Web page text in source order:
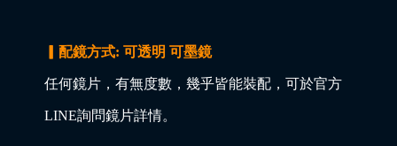
▎配鏡方式: 可透明 可墨鏡
任何鏡片，有無度數，幾乎皆能裝配，可於官方
LINE詢問鏡片詳情。